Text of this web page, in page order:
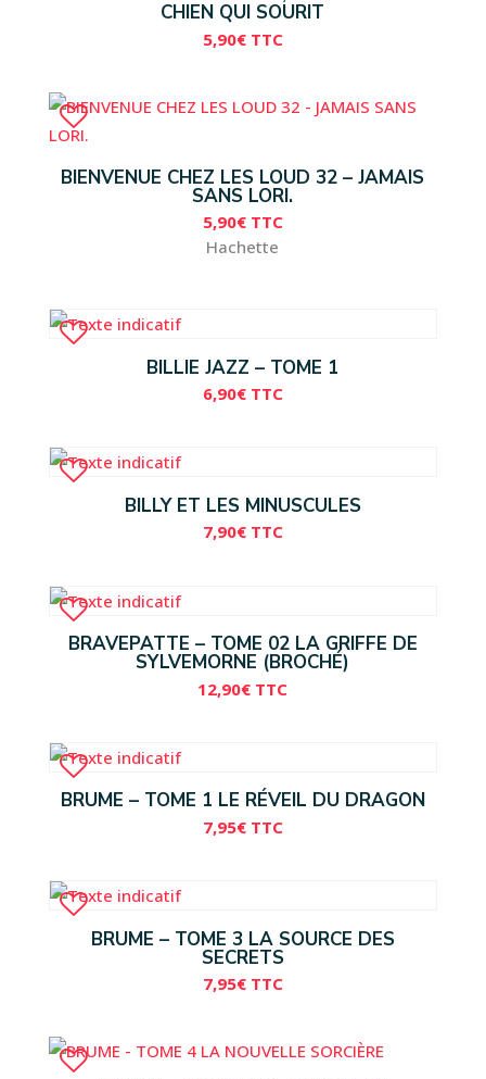
CHIEN QUI SOURIT
5,90€ TTC
BIENVENUE CHEZ LES LOUD 32 – JAMAIS
SANS LORI.
5,90€ TTC
Hachette
BILLIE JAZZ – TOME 1
6,90€ TTC
BILLY ET LES MINUSCULES
7,90€ TTC
BRAVEPATTE – TOME 02 LA GRIFFE DE
SYLVEMORNE (BROCHÉ)
12,90€ TTC
BRUME – TOME 1 LE RÉVEIL DU DRAGON
7,95€ TTC
BRUME – TOME 3 LA SOURCE DES
SECRETS
7,95€ TTC